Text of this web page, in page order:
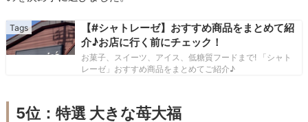
【#シャトレーゼ】おすすめ商品をまとめて紹
介♪お店に行く前にチェック！
お菓子、スイーツ、アイス、低糖質フードまで! 「シャト
レーゼ」おすすめ商品をまとめてご紹介♪
5位：特選 大きな苺大福